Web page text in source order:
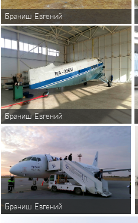
Браниш Евгений
Браниш Евгений
Браниш Евгений